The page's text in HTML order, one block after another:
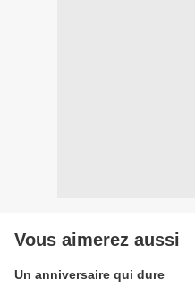
Vous aimerez aussi
Un anniversaire qui dure